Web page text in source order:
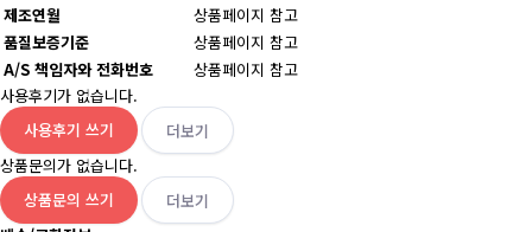
제조연월
상품페이지 참고
품질보증기준
상품페이지 참고
A/S 책임자와 전화번호
상품페이지 참고
사용후기가 없습니다.
사용후기 쓰기
더보기
상품문의가 없습니다.
상품문의 쓰기
더보기